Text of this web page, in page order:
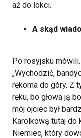
aż do łokci.
A skąd
Po rosyjsku mówili.
„Wychodzić,
rękoma do góry. Z
ręku, bo głowa ją
mój ojciec był
Karolkową tutaj do
Niemiec, który